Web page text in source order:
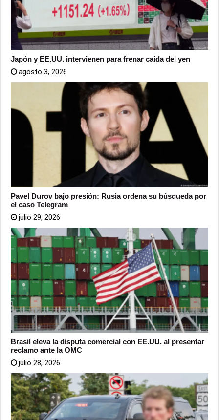
Japón y EE.UU. intervienen para frenar caída del yen
agosto 3, 2026
Pavel Durov bajo presión: Rusia ordena su búsqueda por
el caso Telegram
julio 29, 2026
Brasil eleva la disputa comercial con EE.UU. al presentar
reclamo ante la OMC
julio 28, 2026